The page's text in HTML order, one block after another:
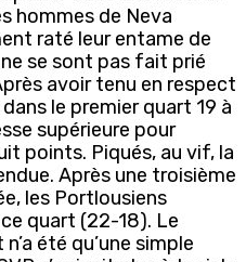
hommes de Neva
raté leur entame de
se sont pas fait prié
avoir tenu en respect
le premier quart 19 à
supérieure pour
points. Piqués, au vif, la
Après une troisième
les Portlousiens
quart (22-18). Le
été qu’une simple